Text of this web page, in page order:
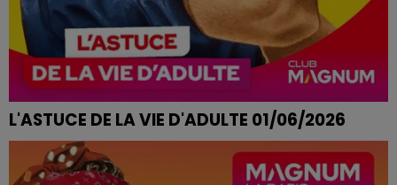
L'ASTUCE DE LA VIE D'ADULTE 01/06/2026
DRAPS COLLANTS LA NUIT